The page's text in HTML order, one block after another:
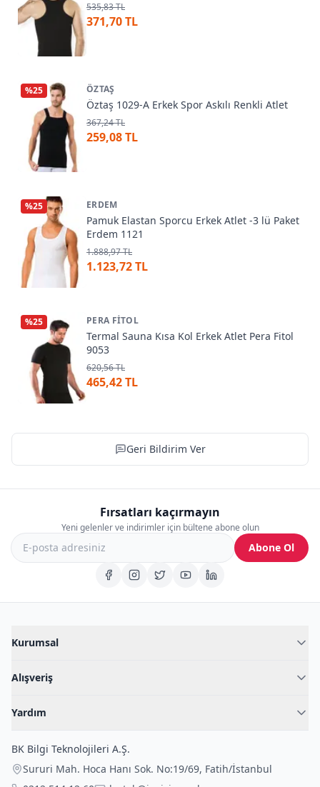
535,83 TL
371,70 TL
%25 ÖZTAŞ
Öztaş 1029-A Erkek Spor Askılı Renkli Atlet
367,24 TL
259,08 TL
%25 ERDEM
Pamuk Elastan Sporcu Erkek Atlet -3 lü Paket
Erdem 1121
1.888,97 TL
1.123,72 TL
%25 PERA FITOL
Termal Sauna Kısa Kol Erkek Atlet Pera Fitol
9053
620,56 TL
465,42 TL
Geri Bildirim Ver
Fırsatları kaçırmayın
Yeni gelenler ve indirimler için bültene abone olun
Abone Ol
Kurumsal
Blog
İç Giyim Rehberi
Alışveriş
Fantazi İç Giyim
Çocuk İç Giyim
Yardım
İade Politikası
BK Bilgi Teknolojileri A.Ş.
Sururi Mah. Hoca Hanı Sok. No:19/69, Fatih/İstanbul